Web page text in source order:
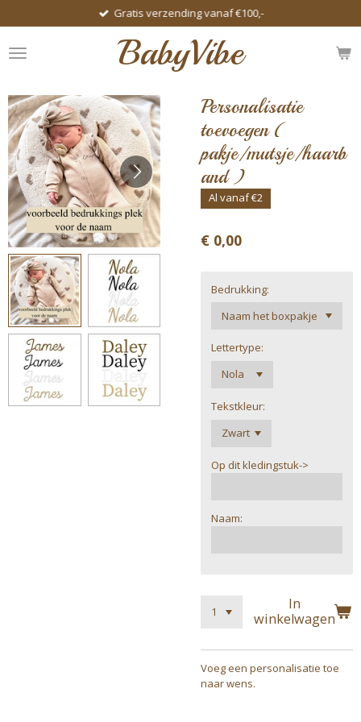
direct
naar
de
BabyVibe
Gratis verzending vanaf €100,-
Personalisatie
toevoegen (
pakje/mutsje/haarb
and )
Al vanaf €2
€ 0,00
Bedrukking:
Lettertype:
Tekstkleur:
Op dit kledingstuk->
Naam:
In
winkelwagen
Voeg een personalisatie toe
naar wens.